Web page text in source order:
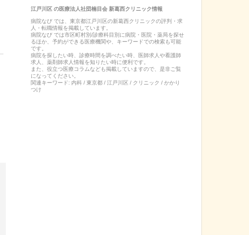
江戸川区の医療法人社団楠目会 新葛西クリニック情報
病院なび では、 東京都江戸川区の新葛西クリニックの評判・求
人・転職情報を掲載しています。
病院なび では市区町村別/診療科目別に病院・医院・薬局を探せ
るほか、予約ができる医療機関や、キーワードでの検索も可能
です。
病院を探したい時、診療時間を調べたい時、医師求人や看護師
求人、薬剤師求人情報を知りたい時に便利です。
また、役立つ医療コラムなども掲載していますので、是非ご覧
になってください。
関連キーワード: 内科 / 東京都 / 江戸川区 / クリニック / かかり
つけ